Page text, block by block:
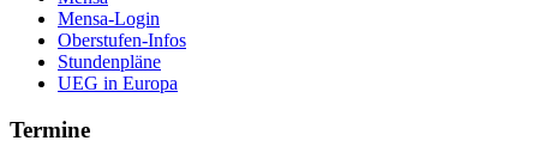
Mensa-Login
Oberstufen-Infos
Stundenpläne
UEG in Europa
Termine